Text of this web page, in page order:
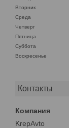
Вторник
Среда
Четверг
Пятница
Суббота
Воскресенье
Контакты
KrepAvto